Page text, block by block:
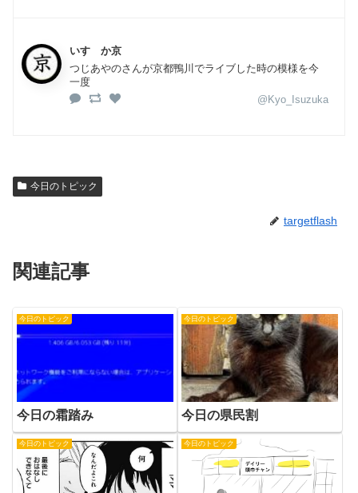
いすゞか京
つじあやのさんが京都鴨川でライブした時の模様を今
一度
@Kyo_Isuzuka
今日のトピック
targetflash
関連記事
今日のトピック
今日の霜踏み
今日のトピック
今日の県民割
今日のトピック 今日のトピック